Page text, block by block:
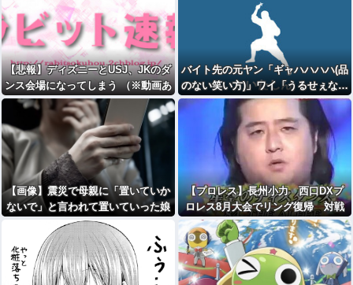
【悲報】ディズニーとUSJ、JKのダ
ンス会場になってしまう （※動画あ
り）
バイト先の元ヤン「ギャハハハハ(品
のない笑い方)」ワイ「うるせぇな…
どうせFランだろ…」ﾎﾞｿﾎﾞｿ
【画像】震災で母親に「置いていか
ないで」と言われて置いていった娘
⇒！！
【プロレス】長州小力 西口DXプ
ロレス8月大会でリング復帰 対戦
相手はクロちゃん 道交法違反の疑
いも不起訴に